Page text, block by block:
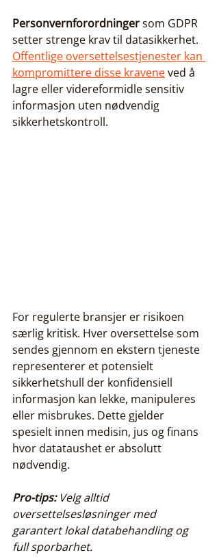
Personvernforordninger som GDPR
setter strenge krav til datasikkerhet.
Offentlige oversettelsestjenester kan
kompromittere disse kravene ved å
lagre eller videreformidle sensitiv
informasjon uten nødvendig
sikkerhetskontroll.
For regulerte bransjer er risikoen
særlig kritisk. Hver oversettelse som
sendes gjennom en ekstern tjeneste
representerer et potensielt
sikkerhetshull der konfidensiell
informasjon kan lekke, manipuleres
eller misbrukes. Dette gjelder
spesielt innen medisin, jus og finans
hvor datataushet er absolutt
nødvendig.
Pro-tips: Velg alltid
oversettelsesløsninger med
garantert lokal databehandling og
full sporbarhet.